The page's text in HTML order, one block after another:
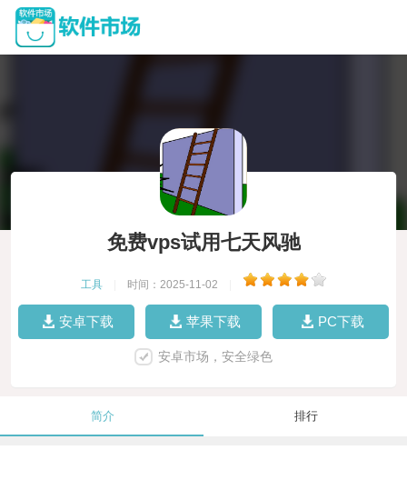
免费vps试用七天风驰
工具 时间：2025-11-02
安卓下载 苹果下载 PC下载
安卓市场，安全绿色
简介 排行